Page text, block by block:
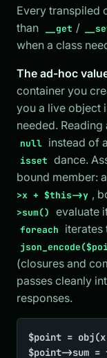
Every transpiled
than
__get /
when a class
The ad-hoc
container you
you a live object
needed.
null instead of
isset dance.
bound member:
>x + $this->y ,
>sum()
evaluate
foreach iterates
(closures and
passes cleanly
responses.
$point =
$point->sum